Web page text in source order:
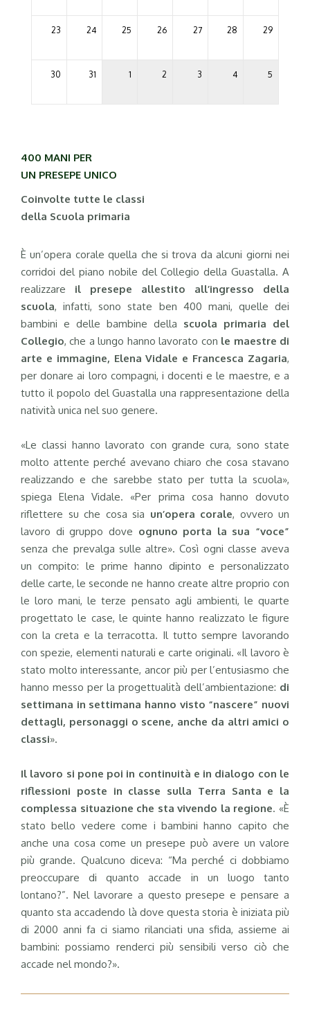
23 24 25 26 27 28 29
30 31 1 2 3 4 5
400 MANI PER
UN PRESEPE UNICO
Coinvolte tutte le classi
della Scuola primaria
È un’opera corale quella che si trova da alcuni giorni nei
corridoi del piano nobile del Collegio della Guastalla. A
realizzare il presepe allestito all’ingresso della
scuola, infatti, sono state ben 400 mani, quelle dei
bambini e delle bambine della scuola primaria del
Collegio, che a lungo hanno lavorato con le maestre di
arte e immagine, Elena Vidale e Francesca Zagaria,
per donare ai loro compagni, i docenti e le maestre, e a
tutto il popolo del Guastalla una rappresentazione della
natività unica nel suo genere.
«Le classi hanno lavorato con grande cura, sono state
molto attente perché avevano chiaro che cosa stavano
realizzando e che sarebbe stato per tutta la scuola»,
spiega Elena Vidale. «Per prima cosa hanno dovuto
riflettere su che cosa sia un’opera corale, ovvero un
lavoro di gruppo dove ognuno porta la sua “voce”
senza che prevalga sulle altre». Così ogni classe aveva
un compito: le prime hanno dipinto e personalizzato
delle carte, le seconde ne hanno create altre proprio con
le loro mani, le terze pensato agli ambienti, le quarte
progettato le case, le quinte hanno realizzato le figure
con la creta e la terracotta. Il tutto sempre lavorando
con spezie, elementi naturali e carte originali. «Il lavoro è
stato molto interessante, ancor più per l’entusiasmo che
hanno messo per la progettualità dell’ambientazione: di
settimana in settimana hanno visto “nascere” nuovi
dettagli, personaggi o scene, anche da altri amici o
classi».
Il lavoro si pone poi in continuità e in dialogo con le
riflessioni poste in classe sulla Terra Santa e la
complessa situazione che sta vivendo la regione. «È
stato bello vedere come i bambini hanno capito che
anche una cosa come un presepe può avere un valore
più grande. Qualcuno diceva: “Ma perché ci dobbiamo
preoccupare di quanto accade in un luogo tanto
lontano?”. Nel lavorare a questo presepe e pensare a
quanto sta accadendo là dove questa storia è iniziata più
di 2000 anni fa ci siamo rilanciati una sfida, assieme ai
bambini: possiamo renderci più sensibili verso ciò che
accade nel mondo?».